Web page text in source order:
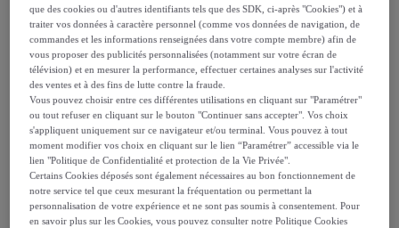
Livraison
Livraison à partir de5,99 €
Offerte par la marque dès 50 € d'achat
Livraison estimée: entre le15/08et le18/08
que des cookies ou d'autres identifiants tels que des SDK, ci-après "Cookies") et à
traiter vos données à caractère personnel (comme vos données de navigation, de
commandes et les informations renseignées dans votre compte membre) afin de
vous proposer des publicités personnalisées (notamment sur votre écran de
télévision) et en mesurer la performance, effectuer certaines analyses sur l'activité
des ventes et à des fins de lutte contre la fraude.
Vous pouvez choisir entre ces différentes utilisations en cliquant sur "Paramétrer"
ou tout refuser en cliquant sur le bouton "Continuer sans accepter". Vos choix
s'appliquent uniquement sur ce navigateur et/ou terminal. Vous pouvez à tout
moment modifier vos choix en cliquant sur le lien “Paramétrer” accessible via le
lien "Politique de Confidentialité et protection de la Vie Privée".
Certains Cookies déposés sont également nécessaires au bon fonctionnement de
notre service tel que ceux mesurant la fréquentation ou permettant la
personnalisation de votre expérience et ne sont pas soumis à consentement. Pour
en savoir plus sur les Cookies, vous pouvez consulter notre Politique Cookies